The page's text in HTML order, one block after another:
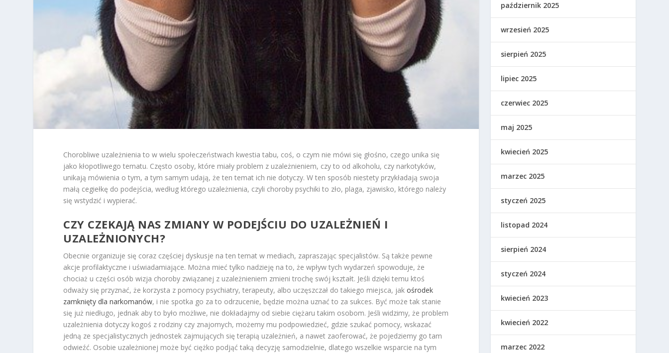
Chorobliwe uzależnienia to w wielu społeczeństwach kwestia tabu, coś, o czym nie mówi się głośno, czego unika się
jako kłopotliwego tematu. Często osoby, które miały problem z uzależnieniem, czy to od alkoholu, czy narkotyków,
unikają mówienia o tym, a tym samym udają, że ten temat ich nie dotyczy. W ten sposób niestety przykładają swoja
małą cegiełkę do podejścia, według którego uzależnienia, czyli choroby psychiki to zło, plaga, zjawisko, którego należy
się wstydzić i wypierać.
CZY CZEKAJĄ NAS ZMIANY W PODEJŚCIU DO UZALEŻNIEŃ I
UZALEŻNIONYCH?
Obecnie organizuje się coraz częściej dyskusje na ten temat w mediach, zapraszając specjalistów. Są także pewne
akcje profilaktyczne i uświadamiające. Można mieć tylko nadzieję na to, że wpływ tych wydarzeń spowoduje, że
chociaż u części osób wizja choroby związanej z uzależnieniem zmieni trochę swój kształt. Jeśli dzięki temu ktoś
odważy się przyznać, że korzysta z pomocy psychiatry, terapeuty, albo uczęszczał do takiego miejsca, jakośrodek
zamknięty dla narkomanów, i nie spotka go za to odrzucenie, będzie można uznać to za sukces. Być może tak stanie
się już niedługo, jednak aby to było możliwe, nie dokładajmy od siebie ciężaru takim osobom. Jeśli widzimy, że problem
uzależnienia dotyczy kogoś z rodziny czy znajomych, możemy mu podpowiedzieć, gdzie szukać pomocy, wskazać
jedną ze specjalistycznych jednostek zajmujących się terapią uzależnień, a nawet zaoferować, że pojedziemy go tam
odwieźć. Osobie uzależnionej może być ciężko podjąć taką decyzję samodzielnie, dlatego wszelkie wsparcie na tym
październik 2025
wrzesień 2025
sierpień 2025
lipiec 2025
czerwiec 2025
maj 2025
kwiecień 2025
marzec 2025
styczeń 2025
listopad 2024
sierpień 2024
styczeń 2024
kwiecień 2023
kwiecień 2022
marzec 2022